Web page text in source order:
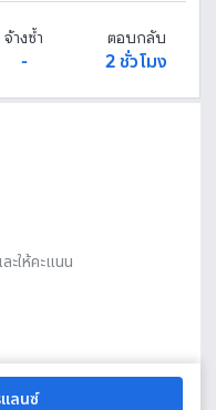
จ้างซ้ำ
-
ตอบกลับ
2 ชั่วโมง
ะให้คะแนน
ลนซ์